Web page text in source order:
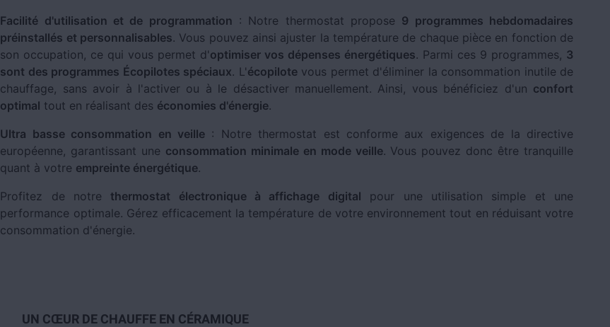
Facilité d'utilisation et de programmation : Notre thermostat propose 9 programmes hebdomadaires
préinstallés et personnalisables. Vous pouvez ainsi ajuster la température de chaque pièce en fonction de
son occupation, ce qui vous permet d'optimiser vos dépenses énergétiques. Parmi ces 9 programmes, 3
sont des programmes Écopilotes spéciaux. L'écopilotevous permet d'éliminer la consommation inutile de
chauffage, sans avoir à l'activer ou à le désactiver manuellement. Ainsi, vous bénéficiez d'un confort
optimal tout en réalisant des économies d'énergie.
Ultra basse consommation en veille: Notre thermostat est conforme aux exigences de la directive
européenne, garantissant une consommation minimale en mode veille. Vous pouvez donc être tranquille
quant à votre empreinte énergétique.
Profitez de notre thermostat électronique à affichage digital pour une utilisation simple et une
performance optimale. Gérez efficacement la température de votre environnement tout en réduisant votre
consommation d'énergie.
UN CŒUR DE CHAUFFE EN CÉRAMIQUE